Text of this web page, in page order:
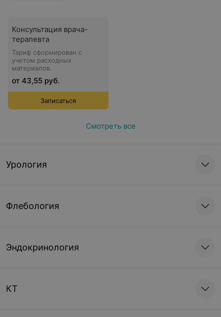
Консультация врача-
терапевта
Тариф сформирован с
учетом расходных
материалов.
от 43,55 руб.
Записаться
Смотреть все
Урология
Флебология
Эндокринология
КТ